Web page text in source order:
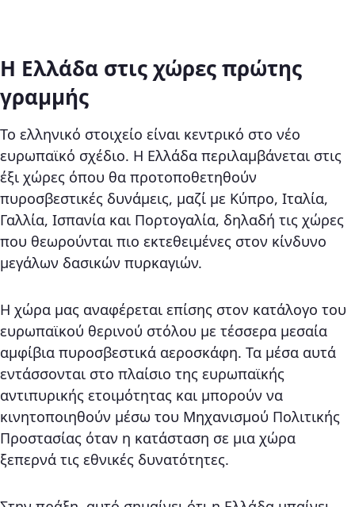
Η Ελλάδα στις χώρες πρώτης
γραμμής
Το ελληνικό στοιχείο είναι κεντρικό στο νέο
ευρωπαϊκό σχέδιο. Η Ελλάδα περιλαμβάνεται στις
έξι χώρες όπου θα προτοποθετηθούν
πυροσβεστικές δυνάμεις, μαζί με Κύπρο, Ιταλία,
Γαλλία, Ισπανία και Πορτογαλία, δηλαδή τις χώρες
που θεωρούνται πιο εκτεθειμένες στον κίνδυνο
μεγάλων δασικών πυρκαγιών.
Η χώρα μας αναφέρεται επίσης στον κατάλογο του
ευρωπαϊκού θερινού στόλου με τέσσερα μεσαία
αμφίβια πυροσβεστικά αεροσκάφη. Τα μέσα αυτά
εντάσσονται στο πλαίσιο της ευρωπαϊκής
αντιπυρικής ετοιμότητας και μπορούν να
κινητοποιηθούν μέσω του Μηχανισμού Πολιτικής
Προστασίας όταν η κατάσταση σε μια χώρα
ξεπερνά τις εθνικές δυνατότητες.